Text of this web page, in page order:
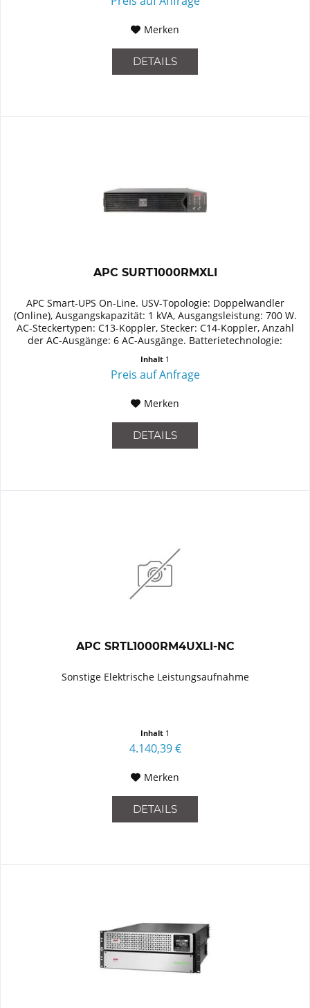
Merken
DETAILS
APC SURT1000RMXLI
APC Smart-UPS On-Line. USV-Topologie: Doppelwandler
(Online), Ausgangskapazität: 1 kVA, Ausgangsleistung: 700 W.
AC-Steckertypen: C13-Koppler, Stecker: C14-Koppler, Anzahl
der AC-Ausgänge: 6 AC-Ausgänge. Batterietechnologie:
Inhalt 1
Preis auf Anfrage
Merken
DETAILS
APC SRTL1000RM4UXLI-NC
Sonstige Elektrische Leistungsaufnahme
Inhalt 1
4.140,39 €
Merken
DETAILS